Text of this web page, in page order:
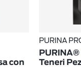
con
PURINA
PURINA®
Teneri